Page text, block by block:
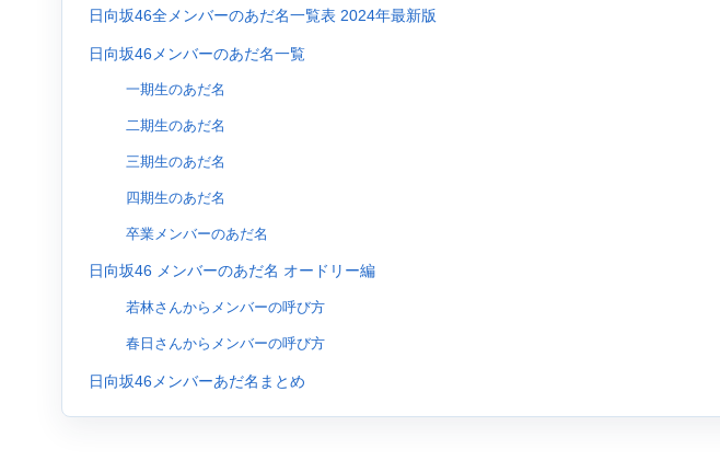
日向坂46全メンバーのあだ名一覧表 2024年最新版
日向坂46メンバーのあだ名一覧
一期生のあだ名
二期生のあだ名
三期生のあだ名
四期生のあだ名
卒業メンバーのあだ名
日向坂46 メンバーのあだ名 オードリー編
若林さんからメンバーの呼び方
春日さんからメンバーの呼び方
日向坂46メンバーあだ名まとめ